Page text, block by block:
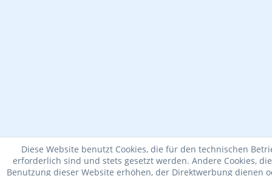
Diese Website benutzt Cookies, die für den technischen
erforderlich sind und stets gesetzt werden. Andere Cookies,
Benutzung dieser Website erhöhen, der Direktwerbung dienen